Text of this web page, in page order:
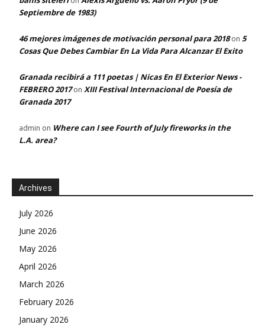
Septiembre de 1983)
46 mejores imágenes de motivación personal para 2018on 5
Cosas Que Debes Cambiar En La Vida Para Alcanzar El Exito
Granada recibirá a 111 poetas | Nicas En El Exterior News -
FEBRERO 2017on XIII Festival Internacional de Poesía de
Granada 2017
admin on Where can I see Fourth of July fireworks in the
L.A. area?
Archives
July 2026
June 2026
May 2026
April 2026
March 2026
February 2026
January 2026